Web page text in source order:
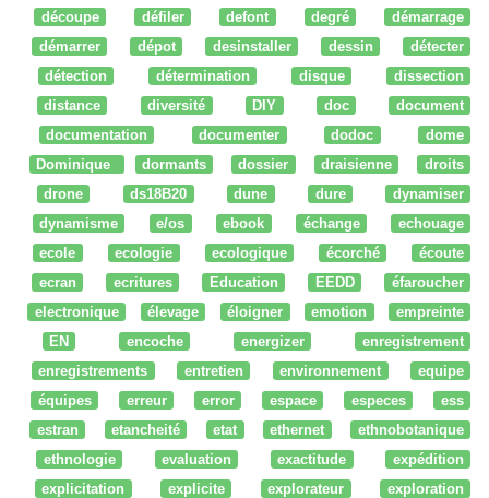
découpe
défiler defont degré
démarrage
démarrer
dépot desinstaller dessin
détecter
détection
détermination disque
dissection
distance
diversité DIY doc
document
documentation
documenter dodoc
dome
Dominique
dormants dossier draisienne
droits
drone
ds18B20 dune dure
dynamiser
dynamisme
e/os ebook échange
echouage
ecole
ecologie ecologique écorché
écoute
ecran
ecritures Education EEDD
éfaroucher
electronique
élevage éloigner emotion
empreinte
EN
encoche energizer
enregistrement
enregistrements
entretien environnement
equipe
équipes
erreur error espace especes
ess
estran
etancheité etat ethernet
ethnobotanique
ethnologie
evaluation exactitude
expédition
explicitation
explicite explorateur
exploration